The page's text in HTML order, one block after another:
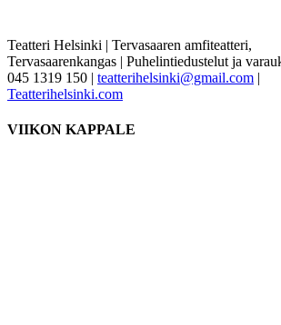
Teatteri Helsinki | Tervasaaren amfiteatteri,
Tervasaarenkangas | Puhelintiedustelut ja
045 1319 150 | teatterihelsinki@gmail.com |
Teatterihelsinki.com
VIIKON KAPPALE